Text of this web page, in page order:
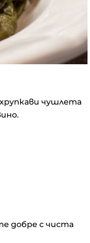
чушлета
добре с чиста